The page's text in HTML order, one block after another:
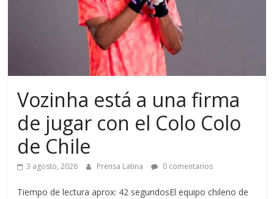
Vozinha está a una firma
de jugar con el Colo Colo
de Chile
3 agosto, 2026 Prensa Latina 0 comentarios
Tiempo de lectura aprox: 42 segundosEl equipo chileno de